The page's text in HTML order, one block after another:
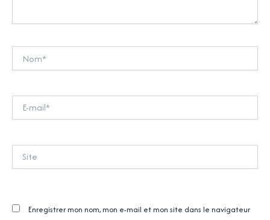
mail*
Enregistrer mon nom, mon e-mail et mon site dans le navigateur